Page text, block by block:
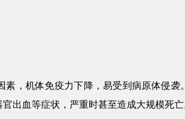
，机体免疫力下降，易受到病原体侵
出血等症状，严重时甚至造成大规模死亡